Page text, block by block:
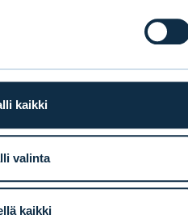
kaikki
valinta
kaikki
suosikit: